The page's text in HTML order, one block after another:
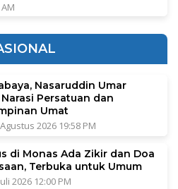
Nasaruddin Umar
Persatuan dan
Umat
2026 19:58 PM
di Monas Ada Zikir dan Doa
Terbuka untuk Umum
2026 12:00 PM